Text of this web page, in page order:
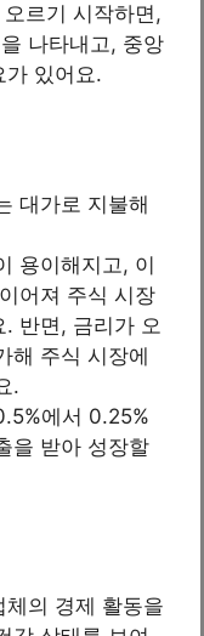
르기 시작하면,
나타내고, 중앙
가 있어요.
대가로 지불해
용이해지고, 이
어져 주식 시장
반면, 금리가 오
해 주식 시장에
.
에서 0.25%
을 받아 성장할
의 경제 활동을